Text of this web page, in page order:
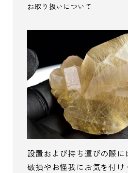
お取り扱いについて
設置および持ち運びの際に
破損やお怪我にお気を付け